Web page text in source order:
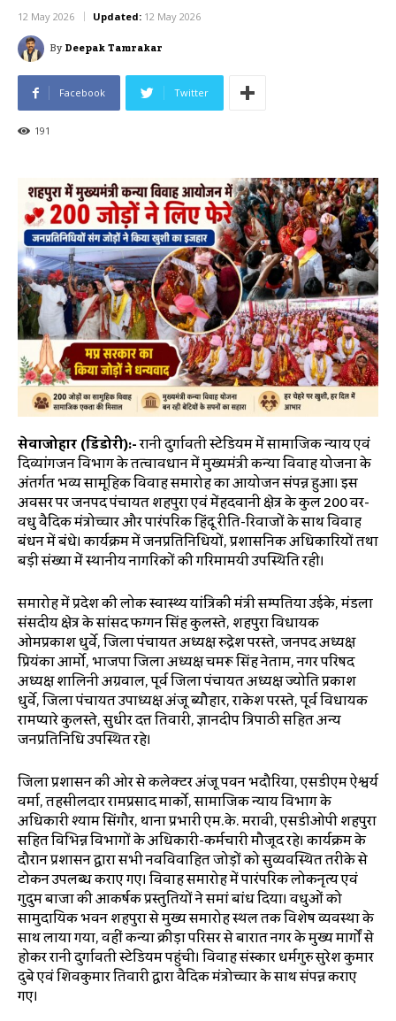
12 May 2026 Updated: 12 May 2026
ByDeepak Tamrakar
Facebook Twitter
191
सेवाजोहार (डिंडोरी):-रानी दुर्गावती स्टेडियम में सामाजिक न्याय एवं
दिव्यांगजन विभाग के तत्वावधान में मुख्यमंत्री कन्या विवाह योजना के
अंतर्गत भव्य सामूहिक विवाह समारोह का आयोजन संपन्न हुआ। इस
अवसर पर जनपद पंचायत शहपुरा एवं मेंहदवानी क्षेत्र के कुल 200 वर-
वधु वैदिक मंत्रोच्चार और पारंपरिक हिंदू रीति-रिवाजों के साथ विवाह
बंधन में बंधे। कार्यक्रम में जनप्रतिनिधियों, प्रशासनिक अधिकारियों तथा
बड़ी संख्या में स्थानीय नागरिकों की गरिमामयी उपस्थिति रही।
समारोह में प्रदेश की लोक स्वास्थ्य यांत्रिकी मंत्री सम्पतिया उईके, मंडला
संसदीय क्षेत्र के सांसद फग्गन सिंह कुलस्ते, शहपुरा विधायक
ओमप्रकाश धुर्वे, जिला पंचायत अध्यक्ष रुद्रेश परस्ते, जनपद अध्यक्ष
प्रियंका आर्मो, भाजपा जिला अध्यक्ष चमरू सिंह नेताम, नगर परिषद
अध्यक्ष शालिनी अग्रवाल, पूर्व जिला पंचायत अध्यक्ष ज्योति प्रकाश
धुर्वे, जिला पंचायत उपाध्यक्ष अंजू ब्यौहार, राकेश परस्ते, पूर्व विधायक
रामप्यारे कुलस्ते, सुधीर दत्त तिवारी, ज्ञानदीप त्रिपाठी सहित अन्य
जनप्रतिनिधि उपस्थित रहे।
जिला प्रशासन की ओर से कलेक्टर अंजू पवन भदौरिया, एसडीएम ऐश्वर्य
वर्मा, तहसीलदार रामप्रसाद मार्को, सामाजिक न्याय विभाग के
अधिकारी श्याम सिंगौर, थाना प्रभारी एम.के. मरावी, एसडीओपी शहपुरा
सहित विभिन्न विभागों के अधिकारी-कर्मचारी मौजूद रहे। कार्यक्रम के
दौरान प्रशासन द्वारा सभी नवविवाहित जोड़ों को सुव्यवस्थित तरीके से
टोकन उपलब्ध कराए गए। विवाह समारोह में पारंपरिक लोकनृत्य एवं
गुदुम बाजा की आकर्षक प्रस्तुतियों ने समां बांध दिया। वधुओं को
सामुदायिक भवन शहपुरा से मुख्य समारोह स्थल तक विशेष व्यवस्था के
साथ लाया गया, वहीं कन्या क्रीड़ा परिसर से बारात नगर के मुख्य मार्गों से
होकर रानी दुर्गावती स्टेडियम पहुंची। विवाह संस्कार धर्मगुरु सुरेश कुमार
दुबे एवं शिवकुमार तिवारी द्वारा वैदिक मंत्रोच्चार के साथ संपन्न कराए
गए।